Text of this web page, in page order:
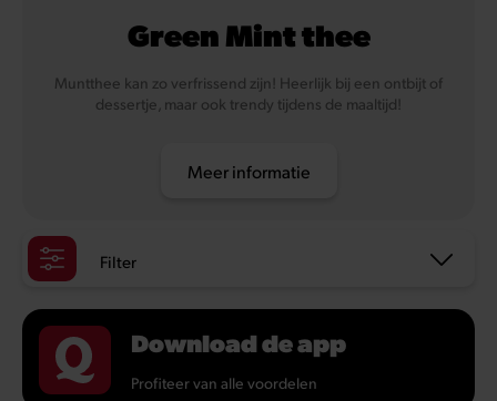
Green Mint thee
Muntthee kan zo verfrissend zijn! Heerlijk bij een ontbijt of
dessertje, maar ook trendy tijdens de maaltijd!
Meer informatie
Filter
Download de app
Profiteer van alle voordelen